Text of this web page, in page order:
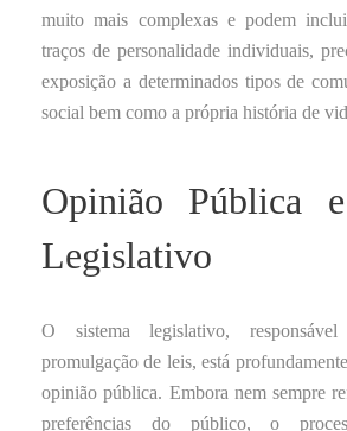
muito mais complexas e podem
traços de personalidade individuais,
exposição a determinados tipos de
social bem como a própria história de
Opinião Pública
Legislativo
O sistema legislativo,
promulgação de leis, está
opinião pública. Embora nem sempre
preferências do público, o